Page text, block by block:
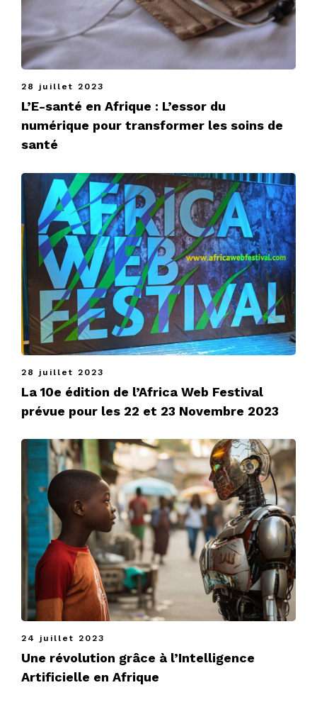
28 juillet 2023
L’E-santé en Afrique : L’essor du
numérique pour transformer les soins de
santé
28 juillet 2023
La 10e édition de l’Africa Web Festival
prévue pour les 22 et 23 Novembre 2023
24 juillet 2023
Une révolution grâce à l’Intelligence
Artificielle en Afrique